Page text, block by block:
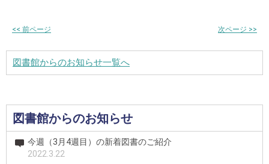
<< 前ページ 次ページ >>
図書館からのお知らせ一覧へ
図書館からのお知らせ
今週（3月4週目）の新着図書のご紹介
2022.3.22